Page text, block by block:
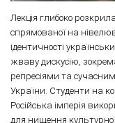
Лекція глибоко
спрямованої на
ідентичності
жваву дискусію,
репресіями та
України. Студенти на
Російська імперія
для нищення культурної